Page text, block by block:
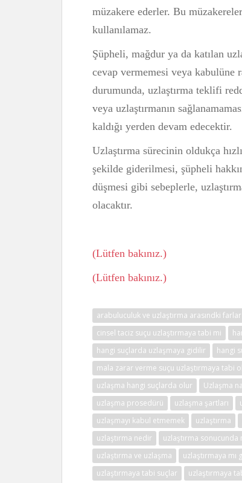
müzakere ederler. Bu
kullanılamaz.
Şüpheli, mağdur ya da katılan
cevap vermemesi veya kabulüne
durumunda, uzlaştırma teklifi
veya uzlaştırmanın
kaldığı yerden devam edecektir.
Uzlaştırma sürecinin oldukça
şekilde giderilmesi, şüpheli
düşmesi gibi sebeplerle,
olacaktır.
(Lütfen bakınız.)
(Lütfen bakınız.)
arabuluculuk ve uzlaştırma arasındki farlar
cinsel taciz suçu uzlaştırmaya tabi mi
hangi suçlarda uzlaşmaya gidilir
hangi
mala zarar verme suçu uzlaştırmaya tabi
uzlaşma hangi suçlarda olur
Uzlaşma
uzlaşma prosedürü
uzlaşma şartları
uzlaşmayı kabul etmemek
uzlaştırma
uzlaştırma nedir
uzlaştırma sonucunda
uzlaştırma ve uzlaşma
uzlaştırmaya
uzlaştırmaya tabi suçlar
uzlaştırmaya